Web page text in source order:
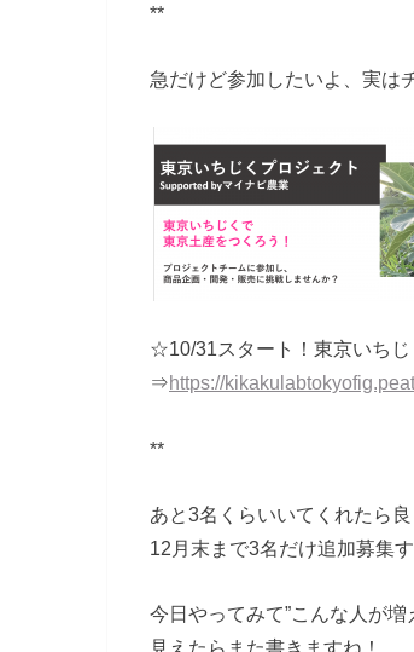
**
急だけど参加したいよ、実は
☆10/31スタート！東京いち
⇒https://kikakulabtokyofig.pea
**
あと3名くらいいてくれたら
12月末まで3名だけ追加募集
今日やってみて”こんな人が
見えたらまた書きますね！